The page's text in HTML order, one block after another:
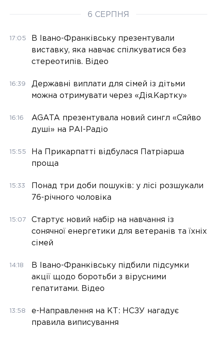
6 СЕРПНЯ
17:05
В Івано-Франківську презентували
виставку, яка навчає спілкуватися без
стереотипів. Відео
16:39
Державні виплати для сімей із дітьми
можна отримувати через «Дія.Картку»
16:16
AGATA презентувала новий сингл «Сяйво
душі» на РАІ-Радіо
15:55
На Прикарпатті відбулася Патріарша
проща
15:33
Понад три доби пошуків: у лісі розшукали
76-річного чоловіка
15:07
Стартує новий набір на навчання із
сонячної енергетики для ветеранів та їхніх
сімей
14:18
В Івано-Франківську підбили підсумки
акції щодо боротьби з вірусними
гепатитами. Відео
13:58
е-Направлення на КТ: НСЗУ нагадує
правила виписування